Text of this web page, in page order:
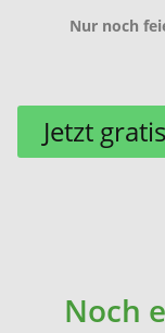
Nur noch
Jetzt
Noch